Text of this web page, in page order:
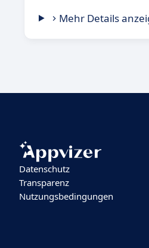
Mehr Details
Datenschutz
Transparenz
Nutzungsbedingungen